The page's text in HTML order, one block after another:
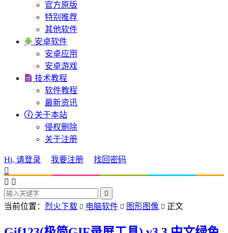
官方原版
特别推荐
其他软件
 安卓软件
安卓应用
安卓游戏
 技术教程
软件教程
最新资讯
 关于本站
侵权删除
关于注册
Hi, 请登录 我要注册
找回密码

 

当前位置： 烈火下载  电脑软件  图形图像  正文